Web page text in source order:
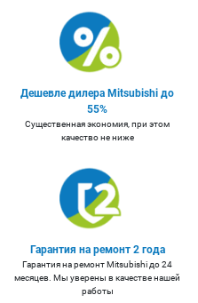
Дешевле дилера Mitsubishi до
55%
Существенная экономия, при этом
качество не ниже
Гарантия на ремонт 2 года
Гарантия на ремонт Mitsubishi до 24
месяцев. Мы уверены в качестве нашей
работы